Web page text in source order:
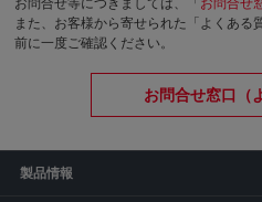
また、お客様から寄せられた「よくあ
前に一度ご確認ください。
お問合せ窓口（
製品情報